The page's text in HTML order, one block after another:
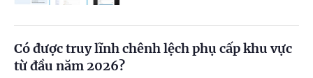
Có được truy lĩnh chênh lệch phụ cấp khu vực
từ đầu năm 2026?